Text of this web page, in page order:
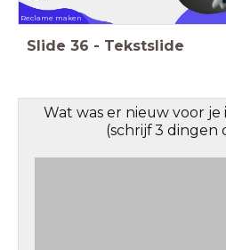
Reclame maken
Slide 36 - Tekstslide
Wat was er nieuw voor je
(schrijf 3 dingen